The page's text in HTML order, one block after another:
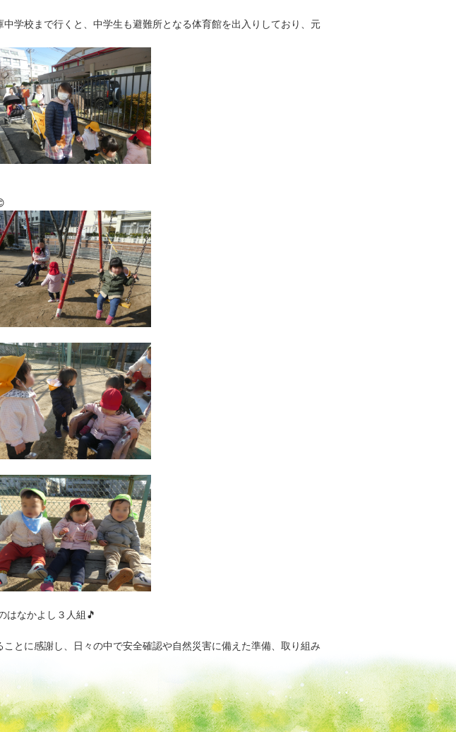
学校まで行くと、中学生も避難所となる体育館を出入りしており、元
はなかよし３人組🎵
とに感謝し、日々の中で安全確認や自然災害に備えた準備、取り組み